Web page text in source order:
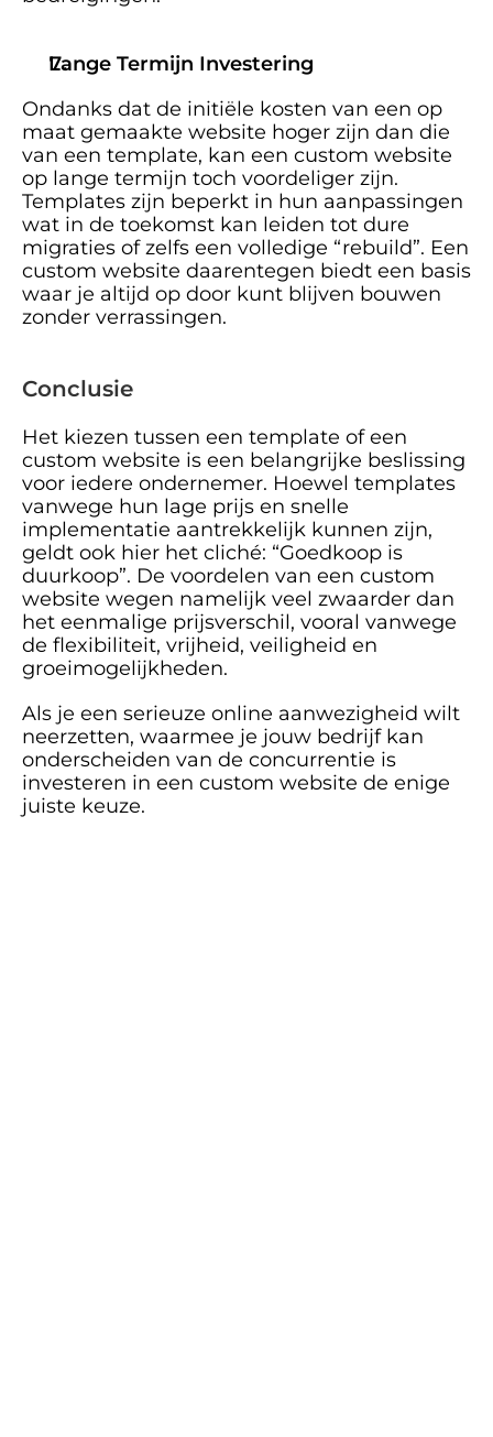
Lange Termijn Investering
Ondanks dat de initiële kosten van een op
maat gemaakte website hoger zijn dan die
van een template, kan een custom website
op lange termijn toch voordeliger zijn.
Templates zijn beperkt in hun aanpassingen
wat in de toekomst kan leiden tot dure
migraties of zelfs een volledige “rebuild”. Een
custom website daarentegen biedt een basis
waar je altijd op door kunt blijven bouwen
zonder verrassingen.
Conclusie
Het kiezen tussen een template of een
custom website is een belangrijke beslissing
voor iedere ondernemer. Hoewel templates
vanwege hun lage prijs en snelle
implementatie aantrekkelijk kunnen zijn,
geldt ook hier het cliché: “Goedkoop is
duurkoop”. De voordelen van een custom
website wegen namelijk veel zwaarder dan
het eenmalige prijsverschil, vooral vanwege
de flexibiliteit, vrijheid, veiligheid en
groeimogelijkheden.
Als je een serieuze online aanwezigheid wilt
neerzetten, waarmee je jouw bedrijf kan
onderscheiden van de concurrentie is
investeren in een custom website de enige
juiste keuze.